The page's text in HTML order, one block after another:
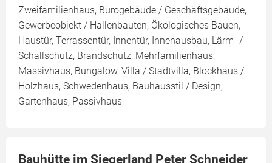
Zweifamilienhaus, Bürogebäude / Geschäftsgebäude,
Gewerbeobjekt / Hallenbauten, Ökologisches Bauen,
Haustür, Terrassentür, Innentür, Innenausbau, Lärm- /
Schallschutz, Brandschutz, Mehrfamilienhaus,
Massivhaus, Bungalow, Villa / Stadtvilla, Blockhaus /
Holzhaus, Schwedenhaus, Bauhausstil / Design,
Gartenhaus, Passivhaus
Bauhütte im Siegerland Peter Schneider